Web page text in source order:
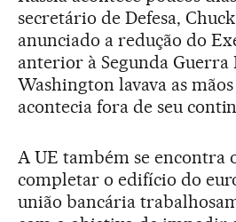
secretário de Defesa,
anunciado a redução do
anterior à Segunda
Washington lavava as
acontecia fora de seu
A UE também se encontra
completar o edifício do
união bancária